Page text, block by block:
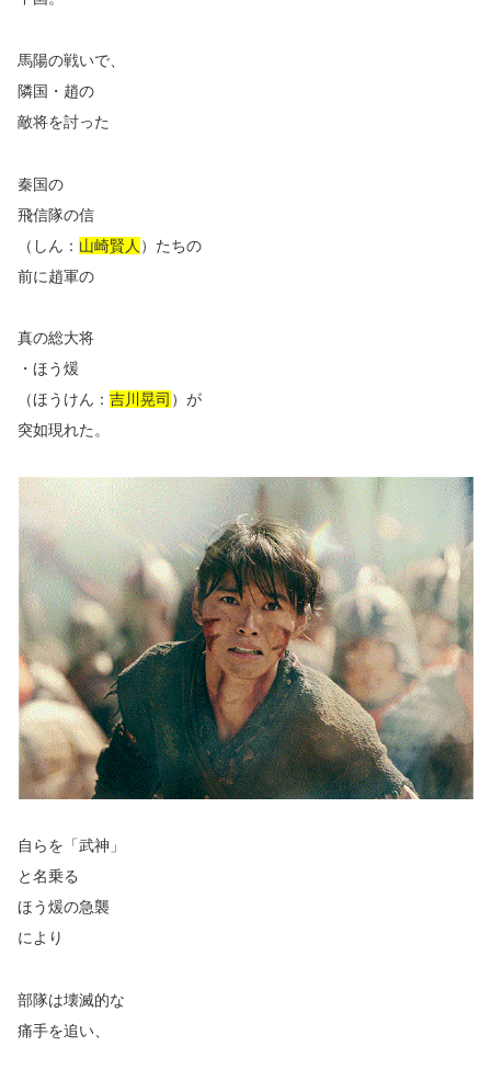
馬陽の戦いで、
隣国・趙の
敵将を討った
秦国の
飛信隊の信
（しん： 山崎賢人 ）たちの
前に趙軍の
真の総大将
・ほう煖
（ほうけん： 吉川晃司 ）が
突如現れた。
自らを「武神」
と名乗る
ほう煖の急襲
により
部隊は壊滅的な
痛手を追い、